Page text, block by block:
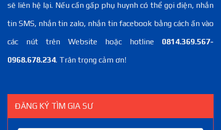
sẽ liên hệ lại. Nếu cần gấp phụ huynh có thể gọi điện, nhắn
tin SMS, nhắn tin zalo, nhắn tin facebook bằng cách ấn vào
các nút trên Website hoặc hotline 0814.369.567-
0968.678.234. Trân trọng cảm ơn!
ĐĂNG KÝ TÌM GIA SƯ